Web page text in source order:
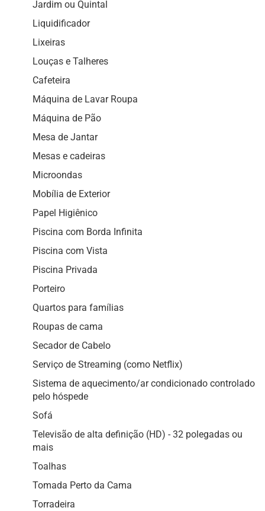
Jardim ou Quintal
Liquidificador
Lixeiras
Louças e Talheres
Cafeteira
Máquina de Lavar Roupa
Máquina de Pão
Mesa de Jantar
Mesas e cadeiras
Microondas
Mobília de Exterior
Papel Higiênico
Piscina com Borda Infinita
Piscina com Vista
Piscina Privada
Porteiro
Quartos para famílias
Roupas de cama
Secador de Cabelo
Serviço de Streaming (como Netflix)
Sistema de aquecimento/ar condicionado controlado
pelo hóspede
Sofá
Televisão de alta definição (HD) - 32 polegadas ou
mais
Toalhas
Tomada Perto da Cama
Torradeira